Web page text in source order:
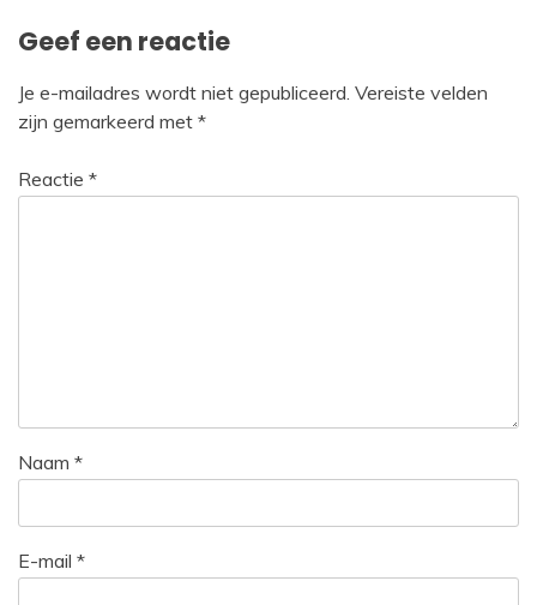
Geef een reactie
Je e-mailadres wordt niet gepubliceerd. Vereiste velden
zijn gemarkeerd met *
Reactie *
Naam *
E-mail *